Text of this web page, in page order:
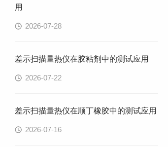
用
2026-07-28
差示扫描量热仪在胶粘剂中的测试应用
2026-07-22
差示扫描量热仪在顺丁橡胶中的测试应用
2026-07-16